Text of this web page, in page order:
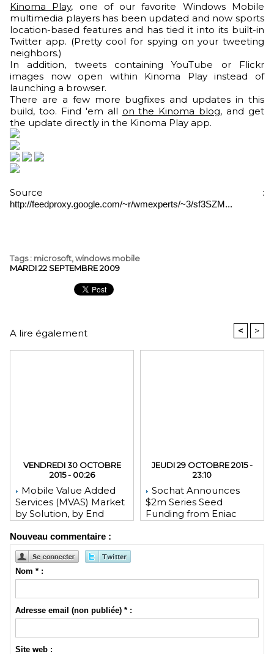
Kinoma Play, one of our favorite Windows Mobile
multimedia players has been updated and now sports
location-based features and has tied it into its built-in
Twitter app. (Pretty cool for spying on your tweeting
neighbors.)
In addition, tweets containing YouTube or Flickr
images now open within Kinoma Play instead of
launching a browser.
There are a few more bugfixes and updates in this
build, too. Find 'em all on the Kinoma blog, and get
the update directly in the Kinoma Play app.
Source :
http://feedproxy.google.com/~r/wmexperts/~3/sf3SZM...
Tags: microsoft,windows mobile
MARDI 22 SEPTEMBRE 2009
A lire également < >
VENDREDI 30 OCTOBRE
2015 - 00:26
Mobile Value Added
Services (MVAS) Market
by Solution, by End
Geography - Global
Forecast and Analysis to
2020 - Reportlinker
Review
JEUDI 29 OCTOBRE 2015 -
23:10
Sochat Announces
$2m Series Seed
Funding from Eniac
Zhang
Nouveau commentaire :
Nom * :
Adresse email (non publiée) * :
Site web :